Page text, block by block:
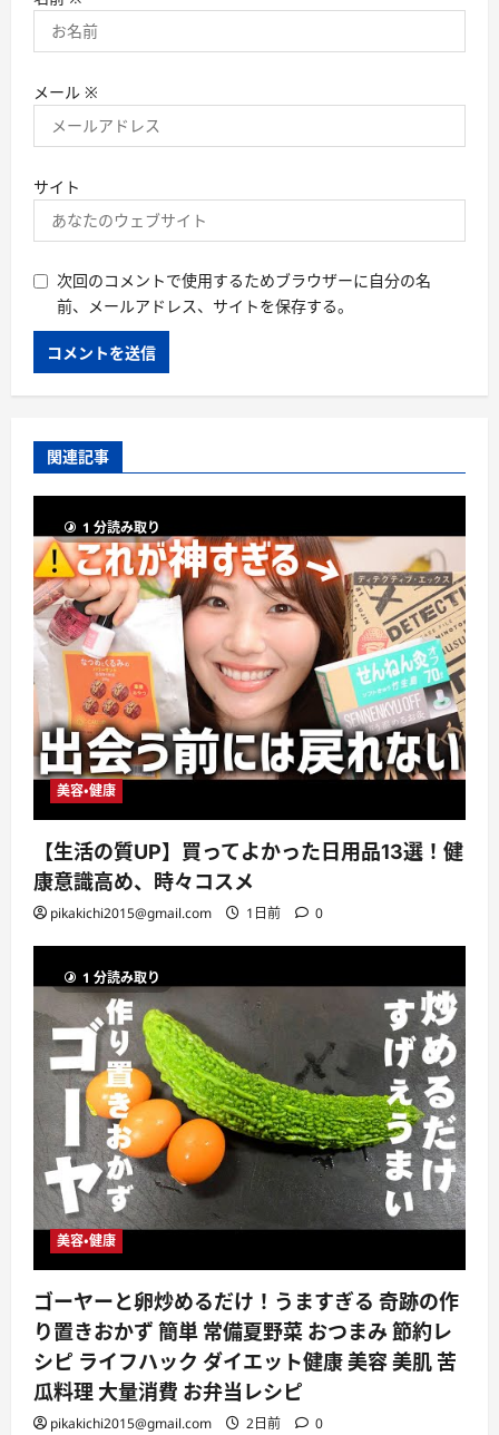
メール ※
サイト
次回のコメントで使用するためブラウザーに自分の名
前、メールアドレス、サイトを保存する。
関連記事
1 分読み取り
美容・健康
【生活の質UP】買ってよかった日用品13選！健
康意識高め、時々コスメ
pikakichi2015@gmail.com 1日前 0
1 分読み取り
美容・健康
ゴーヤーと卵炒めるだけ！うますぎる 奇跡の作
り置きおかず 簡単 常備夏野菜 おつまみ 節約レ
シピ ライフハック ダイエット健康 美容 美肌 苦
瓜料理 大量消費 お弁当レシピ
pikakichi2015@gmail.com 2日前 0